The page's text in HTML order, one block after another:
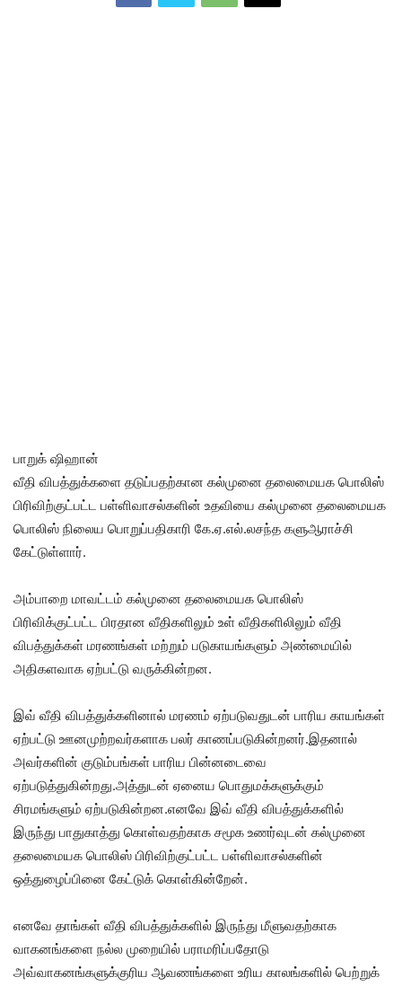
பாறுக் ஷிஹான்
வீதி விபத்துக்களை தடுப்பதற்கான கல்முனை தலைமையக பொலிஸ்
பிரிவிற்குட்பட்ட பள்ளிவாசல்களின் உதவியை கல்முனை தலைமையக
பொலிஸ் நிலைய பொறுப்பதிகாரி கே.ஏ.எல்.லசந்த களுஆராச்சி
கேட்டுள்ளார்.
அம்பாறை மாவட்டம் கல்முனை தலைமையக பொலிஸ்
பிரிவிக்குட்பட்ட பிரதான வீதிகளிலும் உள் வீதிகளிலிலும் வீதி
விபத்துக்கள் மரணங்கள் மற்றும் படுகாயங்களும் அண்மையில்
அதிகளவாக ஏற்பட்டு வருக்கின்றன.
இவ் வீதி விபத்துக்களினால் மரணம் ஏற்படுவதுடன் பாரிய காயங்கள்
ஏற்பட்டு ஊனமுற்றவர்களாக பலர் காணப்படுகின்றனர்.இதனால்
அவர்களின் குடும்பங்கள் பாரிய பின்னடைவை
ஏற்படுத்துகின்றது.அத்துடன் ஏனைய பொதுமக்களுக்கும்
சிரமங்களும் ஏற்படுகின்றன.எனவே இவ் வீதி விபத்துக்களில்
இருந்து பாதுகாத்து கொள்வதற்காக சமூக உணர்வுடன் கல்முனை
தலைமையக பொலிஸ் பிரிவிற்குட்பட்ட பள்ளிவாசல்களின்
ஒத்துழைப்பினை கேட்டுக் கொள்கின்றேன்.
எனவே தாங்கள் வீதி விபத்துக்களில் இருந்து மீளுவதற்காக
வாகனங்களை நல்ல முறையில் பராமரிப்பதோடு
அவ்வாகனங்களுக்குரிய ஆவணங்களை உரிய காலங்களில் பெற்றுக்